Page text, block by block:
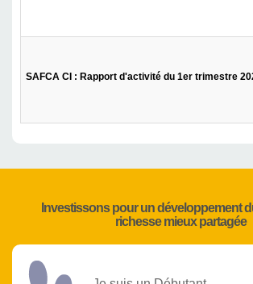
SAFCA CI : Rapport d'activité du 1er trimestre
Investissons pour un développement
richesse mieux partagée